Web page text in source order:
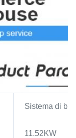
Sistema di
11.52KW